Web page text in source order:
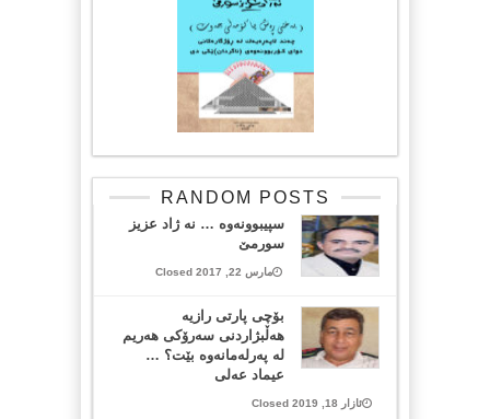
RANDOM POSTS
سپیبوونه‌وه‌ … نه ژاد عزیز
سورمێ
مارس 22, 2017 Closed
بۆچی پارتی رازیه‌
هه‌ڵبژاردنی سه‌رۆكی هه‌ریم
له‌ په‌رله‌مانه‌وه‌ بێت؟ …
عیماد عه‌لی
ئازار 18, 2019 Closed